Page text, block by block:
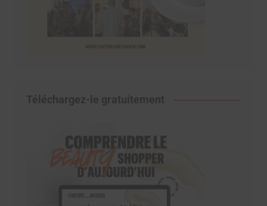
Téléchargez-le gratuitement